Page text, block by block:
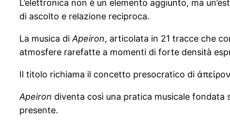
L’elettronica non è un elemento aggiunto, ma
di ascolto e relazione reciproca.
La musica di Apeiron, articolata in 21 tracce che
atmosfere rarefatte a momenti di forte densità
Il titolo richiama il concetto presocratico di
Apeiron diventa così una pratica musicale
presente.